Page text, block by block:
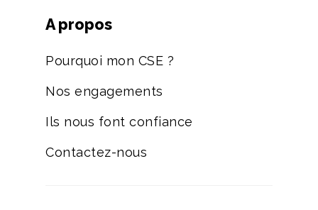
A propos
Pourquoi mon CSE ?
Nos engagements
Ils nous font confiance
Contactez-nous